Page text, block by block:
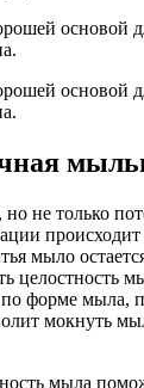
не только
мыло
целостность
форме мыла,
мокнуть